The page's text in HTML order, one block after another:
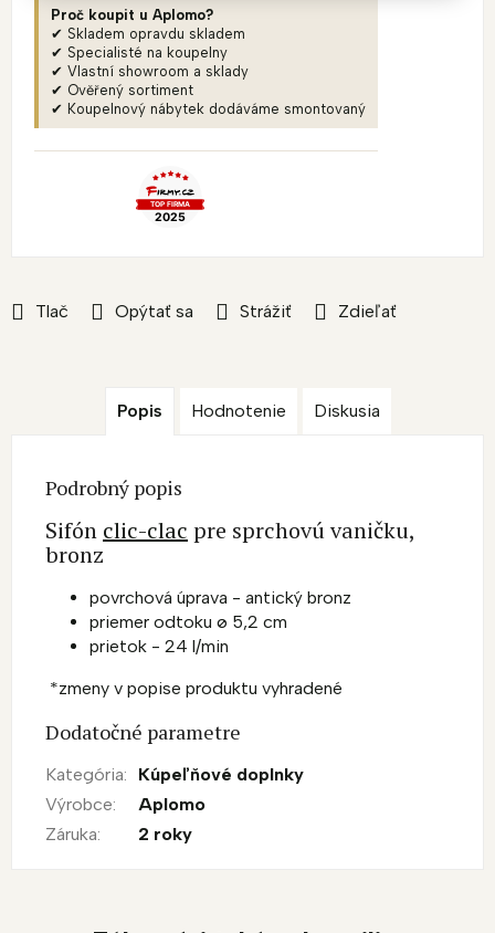
Tlač Opýtať sa Strážiť Zdieľať
Proč koupit u Aplomo?
✔ Skladem opravdu skladem
✔ Specialisté na koupelny
✔ Vlastní showroom a sklady
✔ Ověřený sortiment
✔ Koupelnový nábytek dodáváme smontovaný
Popis Hodnotenie Diskusia
Podrobný popis
Sifón clic-clac pre sprchovú vaničku,
bronz
povrchová úprava - antický bronz
priemer odtoku ø 5,2 cm
prietok - 24 l/min
*zmeny v popise produktu vyhradené
Dodatočné parametre
Kategória:
Kúpeľňové doplnky
Výrobce:
Aplomo
Záruka: 2 roky